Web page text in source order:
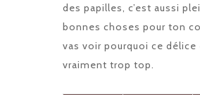
des papilles, c’est aussi
bonnes choses pour ton
vas voir pourquoi ce délice
vraiment trop top.